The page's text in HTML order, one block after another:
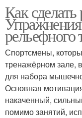
Как
рельефного
Спортсмены,
тренажёрном зале,
для набора
Основная
накаченный,
помимо занятий,